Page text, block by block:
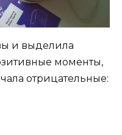
и выделила
моменты,
отрицательные: